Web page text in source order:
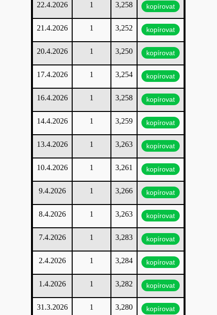
22.4.2026 1 3,258 kopírovat
21.4.2026 1 3,252 kopírovat
20.4.2026 1 3,250 kopírovat
17.4.2026 1 3,254 kopírovat
16.4.2026 1 3,258 kopírovat
14.4.2026 1 3,259 kopírovat
13.4.2026 1 3,263 kopírovat
10.4.2026 1 3,261 kopírovat
9.4.2026 1 3,266 kopírovat
8.4.2026 1 3,263 kopírovat
7.4.2026 1 3,283 kopírovat
2.4.2026 1 3,284 kopírovat
1.4.2026 1 3,282 kopírovat
31.3.2026 1 3,280 kopírovat